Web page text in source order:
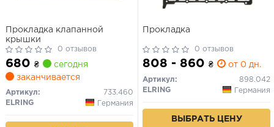
Прокладка клапанной
крышки
0 отзывов
680 ₴
сегодня
заканчивается
Артикул:
733.460
ELRING
Германия
Прокладка
0 отзывов
808 - 860 ₴ от 0 дн.
Артикул:
898.042
ELRING
Германия
ВЫБРАТЬ ЦЕНУ